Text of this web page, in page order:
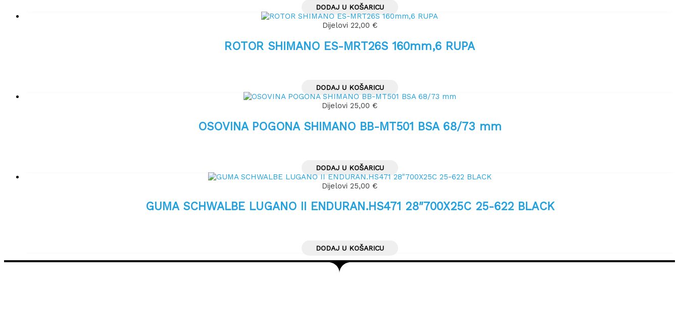
DODAJ U KOŠARICU
Dijelovi 22,00 €
ROTOR SHIMANO ES-MRT26S 160mm,6 RUPA
DODAJ U KOŠARICU
Dijelovi 25,00 €
OSOVINA POGONA SHIMANO BB-MT501 BSA 68/73 mm
DODAJ U KOŠARICU
Dijelovi 25,00 €
GUMA SCHWALBE LUGANO II ENDURAN.HS471 28″700X25C 25-622 BLACK
DODAJ U KOŠARICU